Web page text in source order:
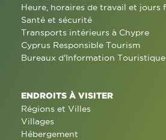
Heure, horaires de travail et jours
Santé et sécurité
Transports intérieurs à Chypre
Cyprus Responsible Tourism
Bureaux d'Information Touristique
ENDROITS À VISITER
Régions et Villes
Villages
Hébergement